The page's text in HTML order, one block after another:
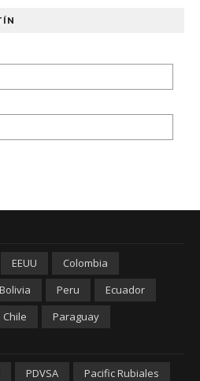
EEUU
Colombia
Bolivia Peru
Ecuador
Chile Paraguay
PDVSA
Pacific Rubiales